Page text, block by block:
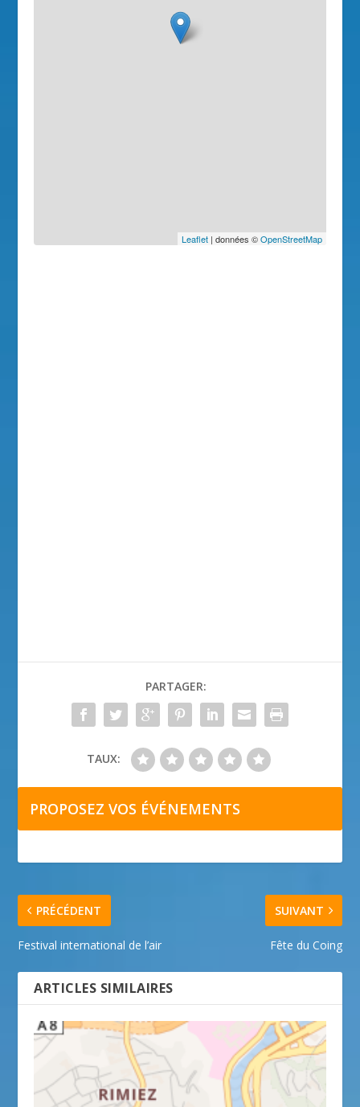
Leaflet| données ©OpenStreetMap
PARTAGER:
TAUX:
PROPOSEZ VOS ÉVÉNEMENTS
PRÉCÉDENT
Festival international de l’air
SUIVANT
Fête du Coing
ARTICLES SIMILAIRES